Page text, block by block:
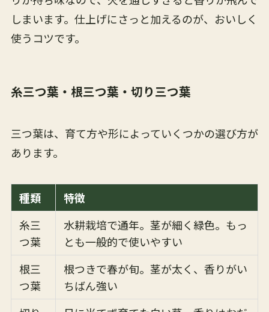
しまいます。仕上げにさっと加えるのが、おいしく
使うコツです。
糸三つ葉・根三つ葉・切り三つ葉
三つ葉は、育て方や形によっていくつかの選び方が
あります。
種類
特徴
糸三
つ葉
水耕栽培で通年。茎が細く緑色。もっ
とも一般的で使いやすい
根三
つ葉
根つきで春が旬。茎が太く、香りがい
ちばん強い